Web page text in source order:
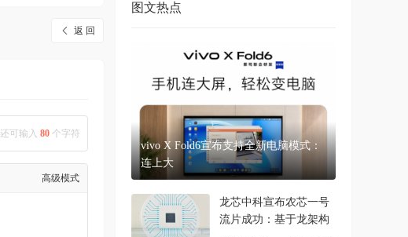
返 回
还可输入 80 个字符
高级模式
图文热点
vivo X Fold6宣布支持全新电脑模式：
连上大
龙芯中科宣布农芯一号
流片成功：基于龙架构